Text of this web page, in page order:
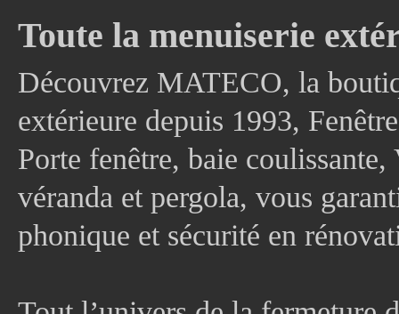
Toute la menuiserie
Découvrez MATECO, la
extérieure depuis 1993,
Porte fenêtre, baie
véranda et pergola, vous
phonique et sécurité en